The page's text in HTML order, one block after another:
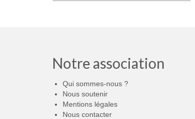
Notre association
Qui sommes-nous ?
Nous soutenir
Mentions légales
Nous contacter